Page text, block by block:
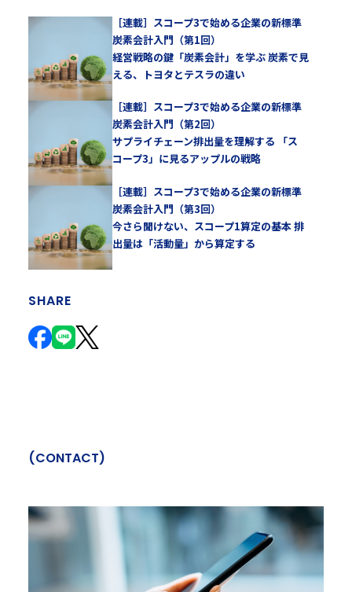
［連載］スコープ3で始める企業の新標準
炭素会計入門（第1回）
経営戦略の鍵「炭素会計」を学ぶ 炭素で見
える、トヨタとテスラの違い
［連載］スコープ3で始める企業の新標準
炭素会計入門（第2回）
サプライチェーン排出量を理解する 「ス
コープ3」に見るアップルの戦略
［連載］スコープ3で始める企業の新標準
炭素会計入門（第3回）
今さら聞けない、スコープ1算定の基本 排
出量は「活動量」から算定する
SHARE
(CONTACT)